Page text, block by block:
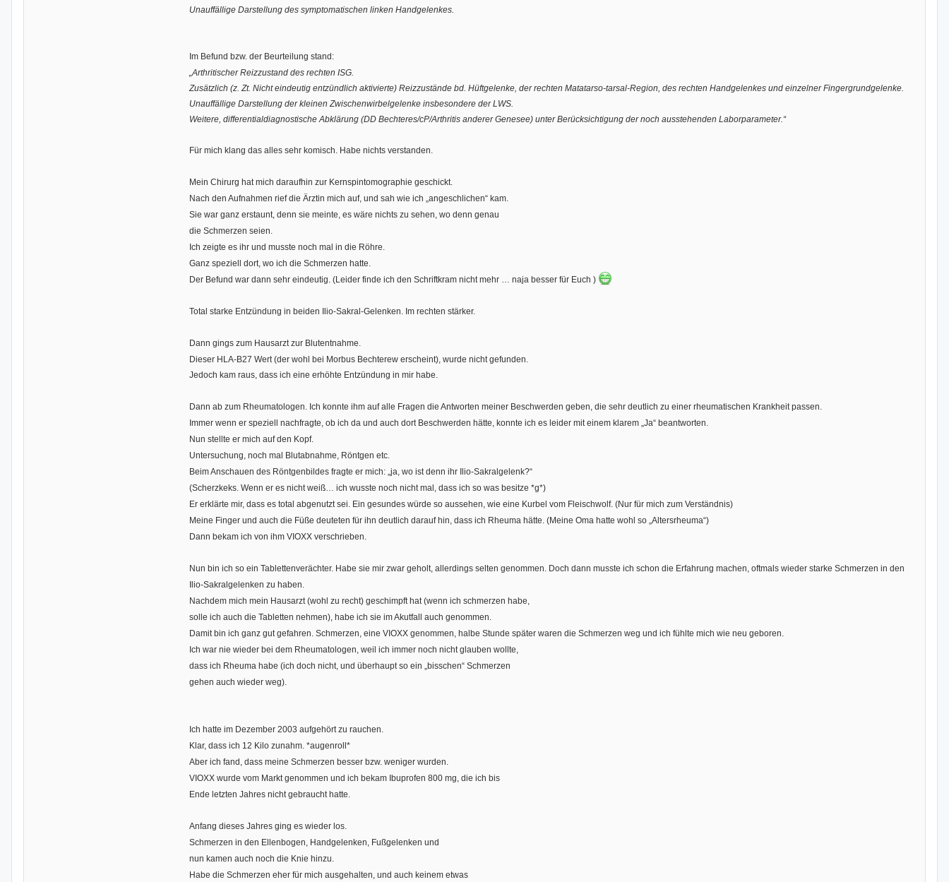
Unauffällige Darstellung des symptomatischen linken Handgelenkes.
Im Befund bzw. der Beurteilung stand:
„Arthritischer Reizzustand des rechten ISG.
Zusätzlich (z. Zt. Nicht eindeutig entzündlich aktivierte) Reizzustände bd. Hüftgelenke, der rechten Matatarso-tarsal-Region, des rechten Handgelenkes und einzelner Fingergrundgelenke.
Unauffällige Darstellung der kleinen Zwischenwirbelgelenke insbesondere der LWS.
Weitere, differentialdiagnostische Abklärung (DD Bechteres/cP/Arthritis anderer Genesee) unter Berücksichtigung der noch ausstehenden Laborparameter.“
Für mich klang das alles sehr komisch. Habe nichts verstanden.
Mein Chirurg hat mich daraufhin zur Kernspintomographie geschickt.
Nach den Aufnahmen rief die Ärztin mich auf, und sah wie ich „angeschlichen“ kam.
Sie war ganz erstaunt, denn sie meinte, es wäre nichts zu sehen, wo denn genau
die Schmerzen seien.
Ich zeigte es ihr und musste noch mal in die Röhre.
Ganz speziell dort, wo ich die Schmerzen hatte.
Der Befund war dann sehr eindeutig. (Leider finde ich den Schriftkram nicht mehr … naja besser für Euch )
Total starke Entzündung in beiden Ilio-Sakral-Gelenken. Im rechten stärker.
Dann gings zum Hausarzt zur Blutentnahme.
Dieser HLA-B27 Wert (der wohl bei Morbus Bechterew erscheint), wurde nicht gefunden.
Jedoch kam raus, dass ich eine erhöhte Entzündung in mir habe.
Dann ab zum Rheumatologen. Ich konnte ihm auf alle Fragen die Antworten meiner Beschwerden geben, die sehr deutlich zu einer rheumatischen Krankheit passen.
Immer wenn er speziell nachfragte, ob ich da und auch dort Beschwerden hätte, konnte ich es leider mit einem klarem „Ja“ beantworten.
Nun stellte er mich auf den Kopf.
Untersuchung, noch mal Blutabnahme, Röntgen etc.
Beim Anschauen des Röntgenbildes fragte er mich: „ja, wo ist denn ihr Ilio-Sakralgelenk?“
(Scherzkeks. Wenn er es nicht weiß… ich wusste noch nicht mal, dass ich so was besitze *g*)
Er erklärte mir, dass es total abgenutzt sei. Ein gesundes würde so aussehen, wie eine Kurbel vom Fleischwolf. (Nur für mich zum Verständnis)
Meine Finger und auch die Füße deuteten für ihn deutlich darauf hin, dass ich Rheuma hätte. (Meine Oma hatte wohl so „Altersrheuma“)
Dann bekam ich von ihm VIOXX verschrieben.
Nun bin ich so ein Tablettenverächter. Habe sie mir zwar geholt, allerdings selten genommen. Doch dann musste ich schon die Erfahrung machen, oftmals wieder starke Schmerzen in den
Ilio-Sakralgelenken zu haben.
Nachdem mich mein Hausarzt (wohl zu recht) geschimpft hat (wenn ich schmerzen habe,
solle ich auch die Tabletten nehmen), habe ich sie im Akutfall auch genommen.
Damit bin ich ganz gut gefahren. Schmerzen, eine VIOXX genommen, halbe Stunde später waren die Schmerzen weg und ich fühlte mich wie neu geboren.
Ich war nie wieder bei dem Rheumatologen, weil ich immer noch nicht glauben wollte,
dass ich Rheuma habe (ich doch nicht, und überhaupt so ein „bisschen“ Schmerzen
gehen auch wieder weg).
Ich hatte im Dezember 2003 aufgehört zu rauchen.
Klar, dass ich 12 Kilo zunahm. *augenroll*
Aber ich fand, dass meine Schmerzen besser bzw. weniger wurden.
VIOXX wurde vom Markt genommen und ich bekam Ibuprofen 800 mg, die ich bis
Ende letzten Jahres nicht gebraucht hatte.
Anfang dieses Jahres ging es wieder los.
Schmerzen in den Ellenbogen, Handgelenken, Fußgelenken und
nun kamen auch noch die Knie hinzu.
Habe die Schmerzen eher für mich ausgehalten, und auch keinem etwas